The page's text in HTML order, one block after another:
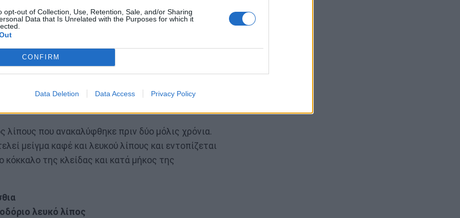
opt-out of Collection, Use, Retention, Sale, and/or Sharing
Data that Is Unrelated with the Purposes for which it
CONFIRM
Data Deletion Data Access Privacy Policy
ενήλικας με φυσιολογικό ή χαμηλό βάρος έχει
Αυτή η ποσότητα είναι αρκετή για να
όταν ενεργοποιείται το καφέ λίπος. Το καφέ
και αποτρέπει τη συσσώρευση επιπλέον
τη γυμναστική
λίπος
λίπους που ανακαλύφθηκε πριν δύο μόλις χρόνια.
μείγμα καφέ και λευκού λίπους και εντοπίζεται
της κλείδας και κατά μήκος της
λευκό λίπος